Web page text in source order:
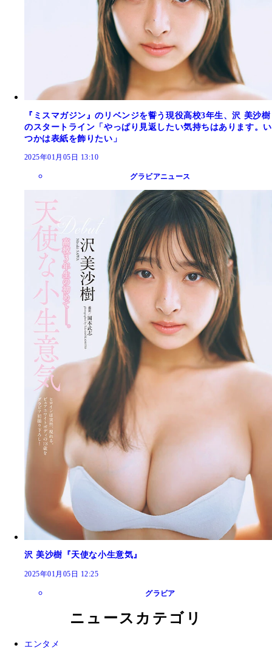
『ミスマガジン』のリベンジを誓う現役高校3年生、沢 美沙樹
のスタートライン「やっぱり見返したい気持ちはあります。い
つかは表紙を飾りたい」
2025年01月05日 13:10
グラビアニュース
沢 美沙樹『天使な小生意気』
2025年01月05日 12:25
グラビア
ニュースカテゴリ
エンタメ